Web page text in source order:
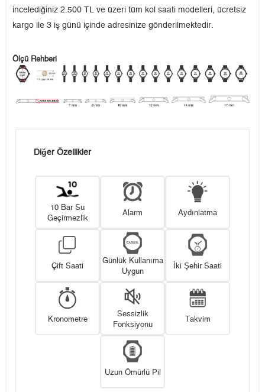
incelediğiniz 2.500 TL ve üzeri tüm kol saati modelleri, ücretsiz
kargo ile 3 iş günü içinde adresinize gönderilmektedir.
Ölçü Rehberi
Diğer Özellikler
10 Bar Su
Geçirmezlik
Alarm Aydınlatma
Çift Saati
Günlük Kullanıma
Uygun
İki Şehir Saati
Kronometre
Sessizlik
Fonksiyonu
Takvim
Uzun Ömürlü Pil